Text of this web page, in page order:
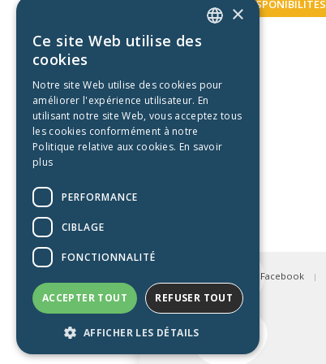
VÉRIFIER NOS DISPONIBILITÉS
Facebook |
×
Ce site Web utilise des
cookies
Notre site Web utilise des cookies pour
améliorer l'expérience utilisateur. En
utilisant notre site Web, vous acceptez tous
les cookies conformément à notre
Politique relative aux cookies. En savoir
plus
PERFORMANCE
CIBLAGE
FONCTIONNALITÉ
ACCEPTER TOUT REFUSER TOUT
AFFICHER LES DÉTAILS